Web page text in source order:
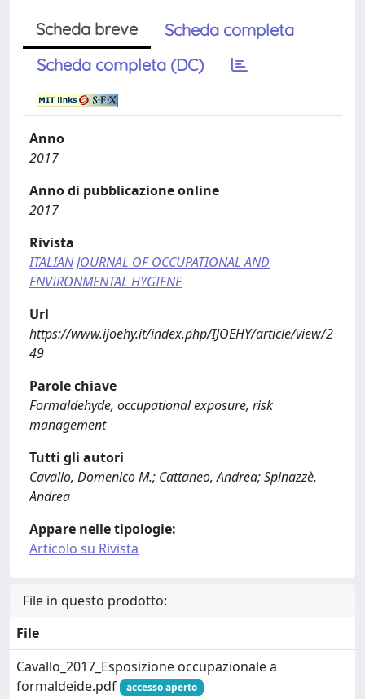
Scheda breve
Scheda completa
Scheda completa (DC)
Anno
2017
Anno di pubblicazione online
2017
Rivista
ITALIAN JOURNAL OF OCCUPATIONAL AND
ENVIRONMENTAL HYGIENE
Url
https://www.ijoehy.it/index.php/IJOEHY/article/view/2
49
Parole chiave
Formaldehyde, occupational exposure, risk
management
Tutti gli autori
Cavallo, Domenico M.; Cattaneo, Andrea; Spinazzè,
Andrea
Appare nelle tipologie:
Articolo su Rivista
File in questo prodotto:
File
Cavallo_2017_Esposizione occupazionale a
formaldeide.pdf
accesso aperto